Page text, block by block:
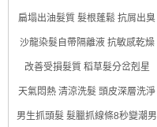
扁塌出油髮質 髮根蓬鬆 抗屑出臭
沙龍染髮自帶隔離液 抗敏感乾燥
改善受損髮質 稻草髮分岔剋星
天氣悶熱 清涼洗髮 頭皮深層洗淨
男生抓頭髮 髮臘抓線條8秒變潮男